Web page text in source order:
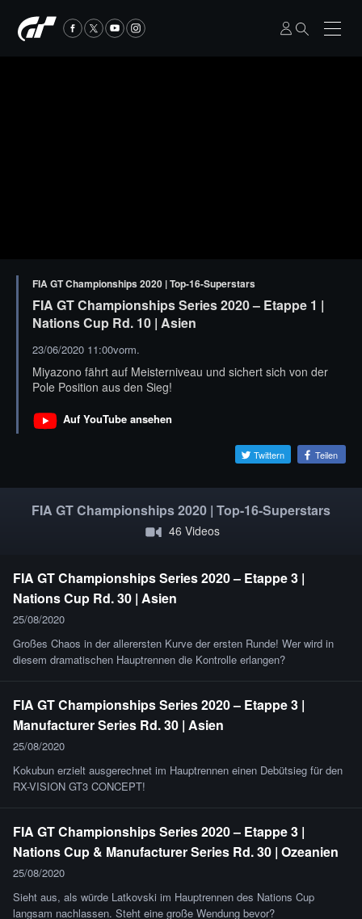
FIA GT Championships 2020 | Top-16-Superstars
FIA GT Championships Series 2020 – Etappe 1 |
Nations Cup Rd. 10 | Asien
23/06/2020 11:00vorm.
Miyazono fährt auf Meisterniveau und sichert sich von der
Pole Position aus den Sieg!
Auf YouTube ansehen
Twittern Teilen
FIA GT Championships 2020 | Top-16-Superstars
46 Videos
FIA GT Championships Series 2020 – Etappe 3 |
Nations Cup Rd. 30 | Asien
25/08/2020
Großes Chaos in der allerersten Kurve der ersten Runde! Wer wird in
diesem dramatischen Hauptrennen die Kontrolle erlangen?
FIA GT Championships Series 2020 – Etappe 3 |
Manufacturer Series Rd. 30 | Asien
25/08/2020
Kokubun erzielt ausgerechnet im Hauptrennen einen Debütsieg für den
RX-VISION GT3 CONCEPT!
FIA GT Championships Series 2020 – Etappe 3 |
Nations Cup & Manufacturer Series Rd. 30 | Ozeanien
25/08/2020
Sieht aus, als würde Latkovski im Hauptrennen des Nations Cup
langsam nachlassen. Steht eine große Wendung bevor?